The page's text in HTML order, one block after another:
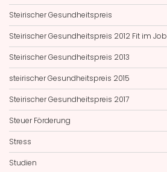
Steirischer Gesundheitspreis
Steirischer Gesundheitspreis 2012 Fit im Job
Steirischer Gesundheitspreis 2013
steirischer Gesundheitspreis 2015
Steirischer Gesundheitspreis 2017
Steuer Förderung
Stress
Studien